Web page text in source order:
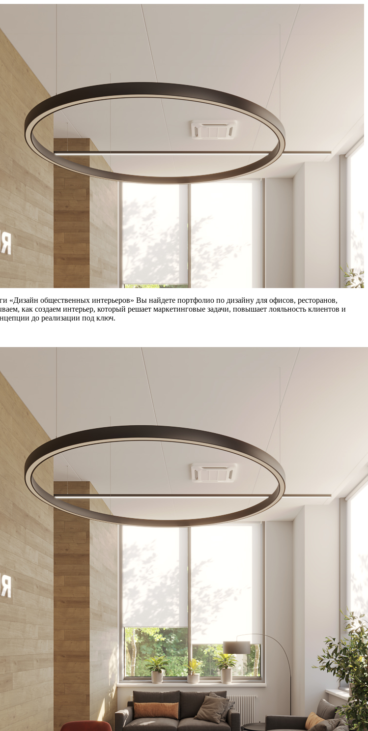
общественных интерьеров» Вы найдете портфолио по дизайну для офисов, ресторанов,
как создаем интерьер, который решает маркетинговые задачи, повышает лояльность клиентов и
до реализации под ключ.